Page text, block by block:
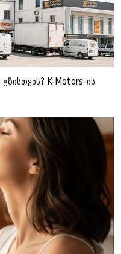
K-Motors-ის